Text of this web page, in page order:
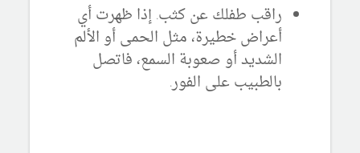
راقب طفلك عن كثب. إذا ظهرت أي
أعراض خطيرة، مثل الحمى أو الألم
الشديد أو صعوبة السمع، فاتصل
بالطبيب على الفور.